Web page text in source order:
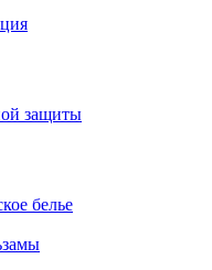
защиты
белье